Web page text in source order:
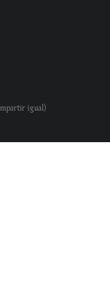
igual)